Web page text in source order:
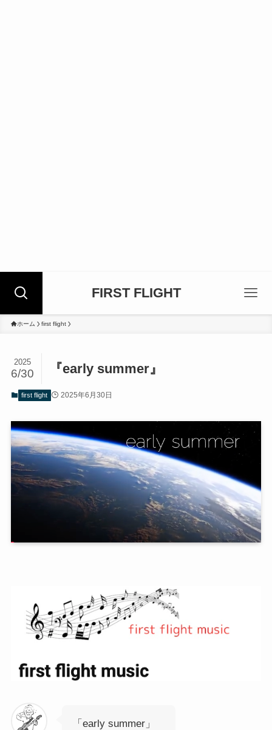
FIRST FLIGHT
ホーム first flight
『early summer』
2025
6/30
first flight 2025年6月30日
「early summer」